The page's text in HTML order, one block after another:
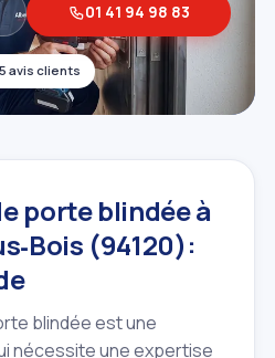
avis clients
01 41 94 98 83
porte blindée à
(94120):
blindée est une
nécessite une expertise